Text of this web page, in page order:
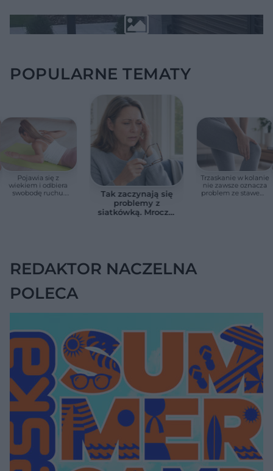
POPULARNE TEMATY
Pojawia się z
wiekiem i odbiera
swobodę ruchu.
Tak zaczynają się
problemy z
siatkówką. Mroczki
Trzaskanie w kolanie
nie zawsze oznacza
problem ze stawem.
REDAKTOR NACZELNA
POLECA